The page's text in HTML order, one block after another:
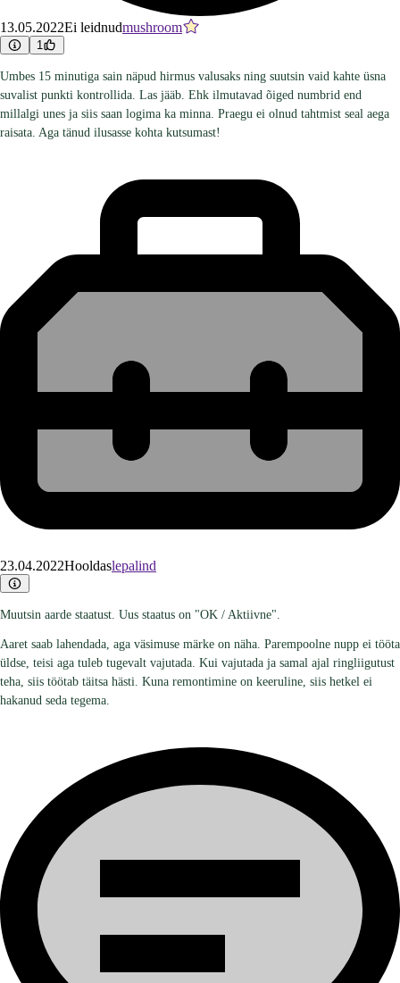
13.05.2022Ei leidnudmushroom
1
Umbes 15 minutiga sain näpud hirmus valusaks ning suutsin vaid kahte üsna
suvalist punkti kontrollida. Las jääb. Ehk ilmutavad õiged numbrid end
millalgi unes ja siis saan logima ka minna. Praegu ei olnud tahtmist seal aega
raisata. Aga tänud ilusasse kohta kutsumast!
23.04.2022Hooldaslepalind
Muutsin aarde staatust. Uus staatus on "OK / Aktiivne".
Aaret saab lahendada, aga väsimuse märke on näha. Parempoolne nupp ei tööta
üldse, teisi aga tuleb tugevalt vajutada. Kui vajutada ja samal ajal ringliigutust
teha, siis töötab täitsa hästi. Kuna remontimine on keeruline, siis hetkel ei
hakanud seda tegema.